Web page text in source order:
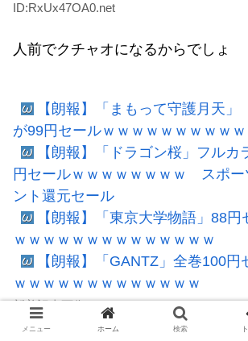
ID:RxUx47OA0.net
人前でクチャオになるからでしょ
【朗報】「まもって守護月天」
が99円セールｗｗｗｗｗｗｗｗｗｗ
【朗報】「ドラゴン桜」フルカ
円セールｗｗｗｗｗｗｗｗ スポー
ント還元セール
【朗報】「東京大学物語」88円
ｗｗｗｗｗｗｗｗｗｗｗｗｗｗ
【朗報】「GANTZ」全巻100円
ｗｗｗｗｗｗｗｗｗｗｗｗｗ
新着記事画像RSS
メニュー ホーム 検索